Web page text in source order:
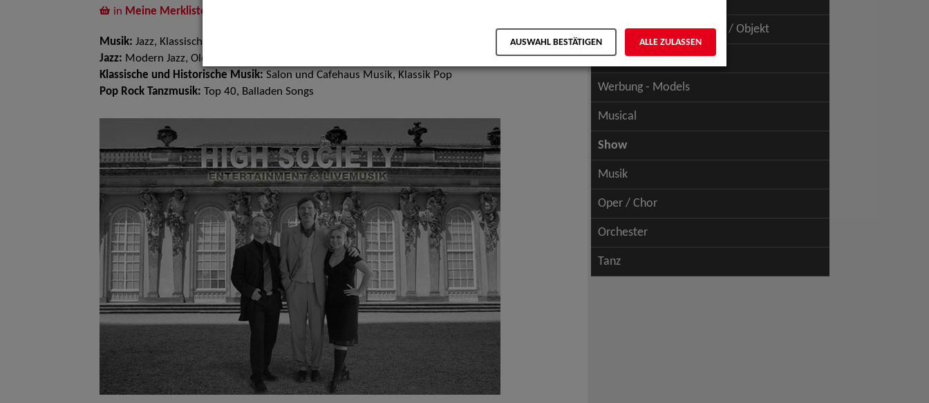
in Meine Merkliste
Musik: Jazz, Klassische und Historische Musik, Pop, Rock & Tanzmusik
Jazz: Modern Jazz, Oldtime Jazz, Standards und Swing
Klassische und Historische Musik: Salon und Cafehaus Musik, Klassik Pop
Pop Rock Tanzmusik: Top 40, Balladen Songs
Schauspiel - Figur / Puppe / Objekt
Werbung - Talents
Werbung - Models
Musical
Show
Musik
Oper / Chor
Orchester
Tanz
AUSWAHL BESTÄTIGEN ALLE ZULASSEN